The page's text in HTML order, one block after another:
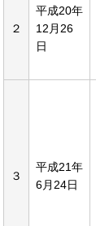
２
平成20年
12月26
日
３
平成21年
6月24日